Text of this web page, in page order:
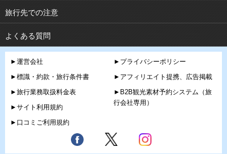
旅行先での注意
よくある質問
►運営会社
►標識・約款・旅行条件書
►旅行業務取扱料金表
►サイト利用規約
►口コミご利用規約
►プライバシーポリシー
►アフィリエイト提携、広告掲載
►B2B観光素材予約システム（旅
行会社専用）